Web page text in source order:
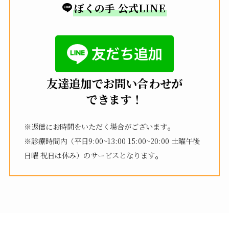
ぼくの手 公式LINE
友達追加でお問い合わせが
できます！
※返信にお時間をいただく場合がございます。
※診療時間内（平日9:00~13:00 15:00~20:00 土曜午後
日曜 祝日は休み）のサービスとなります。